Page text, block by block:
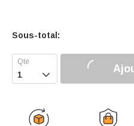
Sous-total:
